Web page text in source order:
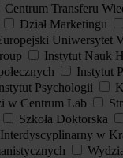
Centrum Transferu
Dział Marketingu
Uniwersytet
Instytut Nauk
Instytut
Psychologii
w Centrum Lab
Szkoła Doktorska
Interdyscyplinarny w